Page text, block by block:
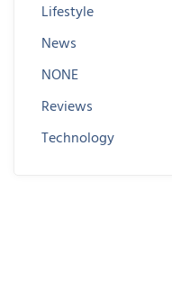
Lifestyle
News
NONE
Reviews
Technology